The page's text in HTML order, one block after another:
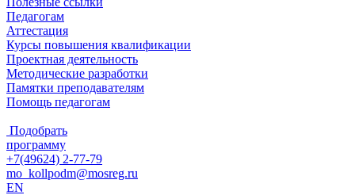
Педагогам
Аттестация
Курсы повышения квалификации
Проектная деятельность
Методические разработки
Памятки преподавателям
Помощь педагогам
Подобрать
программу
+7(49624) 2-77-79
mo_kollpodm@mosreg.ru
EN